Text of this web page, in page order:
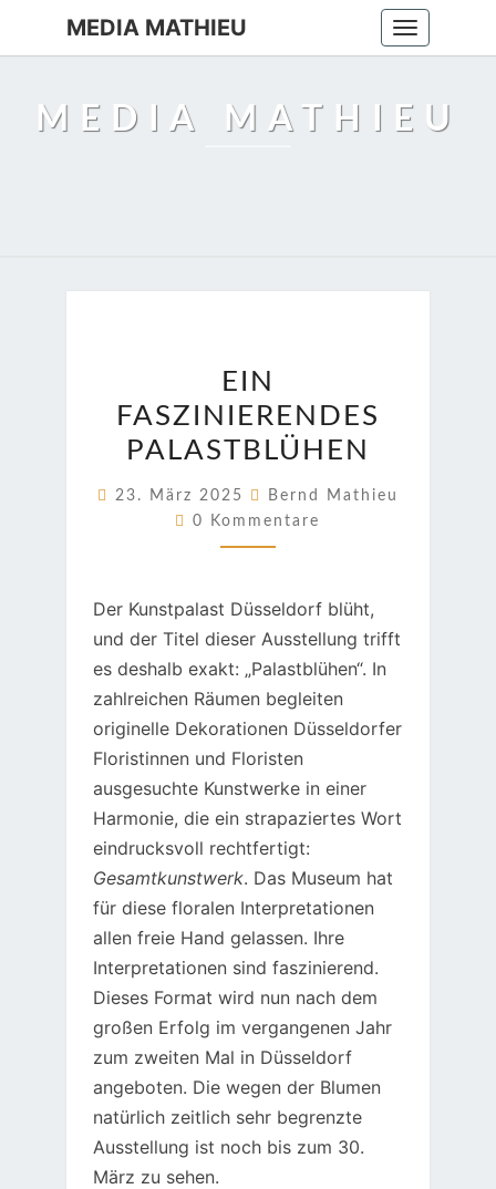
Toggle
navigation
MEDIA MATHIEU
MEDIA MATHIEU
FASZINIERENDES
PALASTBLÜHEN
EIN
FASZINIERENDES
PALASTBLÜHEN
23. März 2025
Bernd Mathieu
Kommentare
0 Kommentare
Der Kunstpalast Düsseldorf blüht,
und der Titel dieser Ausstellung trifft
es deshalb exakt: „Palastblühen“. In
zahlreichen Räumen begleiten
originelle Dekorationen Düsseldorfer
Floristinnen und Floristen
ausgesuchte Kunstwerke in einer
Harmonie, die ein strapaziertes Wort
eindrucksvoll rechtfertigt:
Gesamtkunstwerk. Das Museum hat
für diese floralen Interpretationen
allen freie Hand gelassen. Ihre
Interpretationen sind faszinierend.
Dieses Format wird nun nach dem
großen Erfolg im vergangenen Jahr
zum zweiten Mal in Düsseldorf
angeboten. Die wegen der Blumen
natürlich zeitlich sehr begrenzte
Ausstellung ist noch bis zum 30.
März zu sehen.